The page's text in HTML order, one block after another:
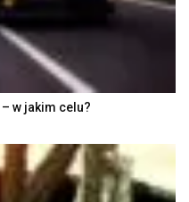
w jakim celu?